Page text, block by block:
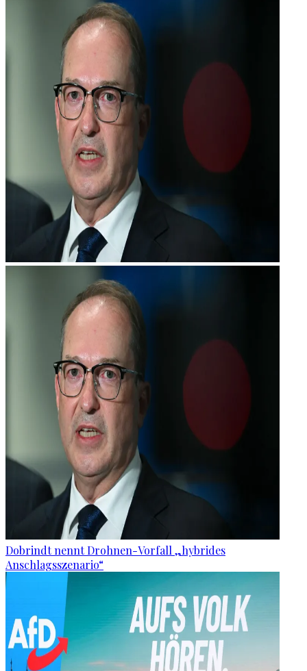
Dobrindt nennt Drohnen-Vorfall „hybrides
Anschlagsszenario“